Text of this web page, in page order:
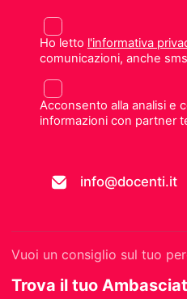
Ho letto l'informativa
comunicazioni, anche
Acconsento alla analisi e
informazioni con partner
info@docenti.it
Vuoi un consiglio sul tuo
Trova il tuo